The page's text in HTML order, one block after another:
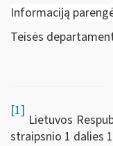
Informaciją
Teisės
[1]
Lietuvos
straipsnio 1 dalies